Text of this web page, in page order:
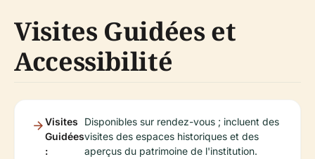
Visites Guidées et
Accessibilité
Visites
Guidées
:
Disponibles sur rendez-vous ; incluent des
visites des espaces historiques et des
aperçus du patrimoine de l'institution.